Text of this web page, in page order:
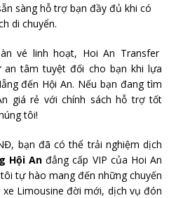
sàng hỗ trợ bạn đầy đủ khi có
di chuyển.
vé linh hoạt, Hoi An Transfer
tâm tuyệt đối cho bạn khi lựa
đến Hội An. Nếu bạn đang tìm
giá rẻ với chính sách hỗ trợ tốt
tôi!
bạn đã có thể trải nghiệm dịch
Hội An đẳng cấp VIP của Hoi An
tự hào mang đến những chuyến
Limousine đời mới, dịch vụ đón